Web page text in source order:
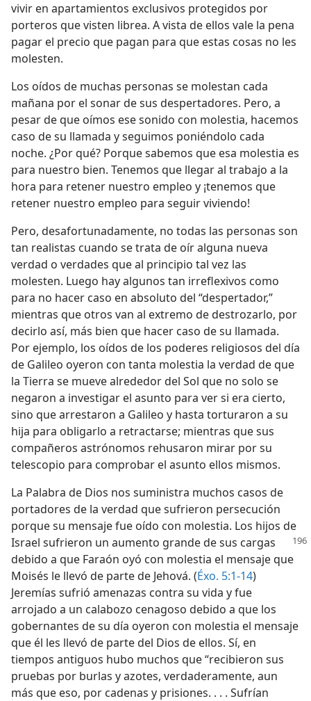
vivir en apartamientos exclusivos protegidos por
porteros que visten librea. A vista de ellos vale la pena
pagar el precio que pagan para que estas cosas no les
molesten.
Los oídos de muchas personas se molestan cada
mañana por el sonar de sus despertadores. Pero, a
pesar de que oímos ese sonido con molestia, hacemos
caso de su llamada y seguimos poniéndolo cada
noche. ¿Por qué? Porque sabemos que esa molestia es
para nuestro bien. Tenemos que llegar al trabajo a la
hora para retener nuestro empleo y ¡tenemos que
retener nuestro empleo para seguir viviendo!
Pero, desafortunadamente, no todas las personas son
tan realistas cuando se trata de oír alguna nueva
verdad o verdades que al principio tal vez las
molesten. Luego hay algunos tan irreflexivos como
para no hacer caso en absoluto del “despertador,”
mientras que otros van al extremo de destrozarlo, por
decirlo así, más bien que hacer caso de su llamada.
Por ejemplo, los oídos de los poderes religiosos del día
de Galileo oyeron con tanta molestia la verdad de que
la Tierra se mueve alrededor del Sol que no solo se
negaron a investigar el asunto para ver si era cierto,
sino que arrestaron a Galileo y hasta torturaron a su
hija para obligarlo a retractarse; mientras que sus
compañeros astrónomos rehusaron mirar por su
telescopio para comprobar el asunto ellos mismos.
La Palabra de Dios nos suministra muchos casos de
portadores de la verdad que sufrieron persecución
porque su mensaje fue oído con molestia. Los hijos de
Israel sufrieron un aumento grande de sus cargas
debido a que Faraón oyó con molestia el mensaje que
Moisés le llevó de parte de Jehová. (Éxo. 5:1-14)
Jeremías sufrió amenazas contra su vida y fue
arrojado a un calabozo cenagoso debido a que los
gobernantes de su día oyeron con molestia el mensaje
que él les llevó de parte del Dios de ellos. Sí, en
tiempos antiguos hubo muchos que “recibieron sus
pruebas por burlas y azotes, verdaderamente, aun
más que eso, por cadenas y prisiones. . . . Sufrían